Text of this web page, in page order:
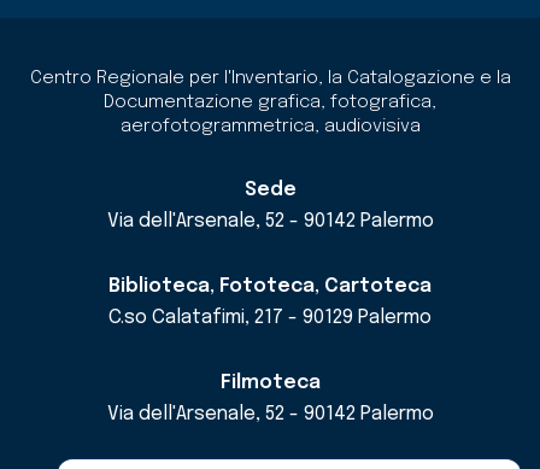
Centro Regionale per l'Inventario, la Catalogazione e la
Documentazione grafica, fotografica,
aerofotogrammetrica, audiovisiva
Sede
Via dell'Arsenale, 52 - 90142 Palermo
Biblioteca, Fototeca, Cartoteca
C.so Calatafimi, 217 - 90129 Palermo
Filmoteca
Via dell'Arsenale, 52 - 90142 Palermo